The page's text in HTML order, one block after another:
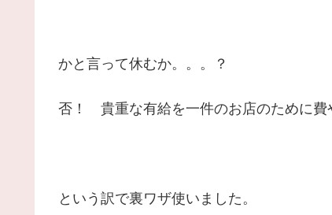
かと言って休むか。。。？
否！ 貴重な有給を一件のお店のために費
という訳で裏ワザ使いました。